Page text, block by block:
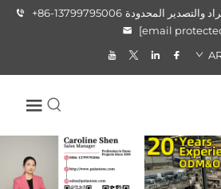
والتصدير المحدودة +86-13799795006
[email